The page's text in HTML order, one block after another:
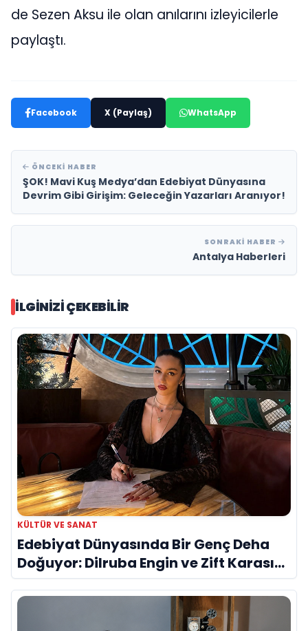
de Sezen Aksu ile olan anılarını izleyicilerle
paylaştı.
Facebook X (Paylaş) WhatsApp
ÖNCEKI HABER
ŞOK! Mavi Kuş Medya’dan Edebiyat Dünyasına
Devrim Gibi Girişim: Geleceğin Yazarları Aranıyor!
SONRAKI HABER
Antalya Haberleri
İLGINIZI ÇEKEBILIR
KÜLTÜR VE SANAT
Edebiyat Dünyasında Bir Genç Deha
Doğuyor: Dilruba Engin ve Zift Karası
Evreni ‘AVENOİR’